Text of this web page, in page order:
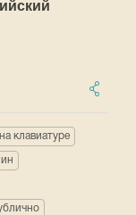
клавиатуре